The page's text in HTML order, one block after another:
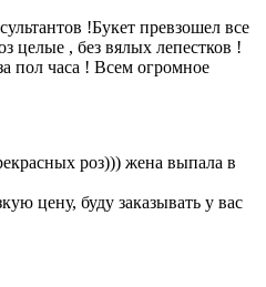
!Букет превзошел все
целые , без вялых лепестков !
пол часа ! Всем огромное
роз))) жена выпала в
цену, буду заказывать у вас